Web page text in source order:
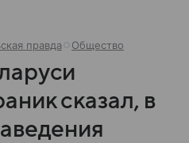
правда Общество
сказал, в